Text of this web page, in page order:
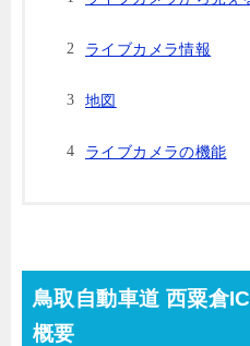
ライブカメラ情報
地図
ライブカメラの機能
鳥取自動車道 西粟倉
概要